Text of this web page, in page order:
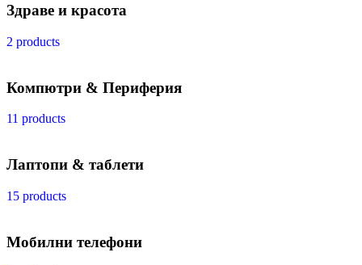
Здраве и красота
2 products
Компютри & Периферия
11 products
Лаптопи & таблети
15 products
Мобилни телефони